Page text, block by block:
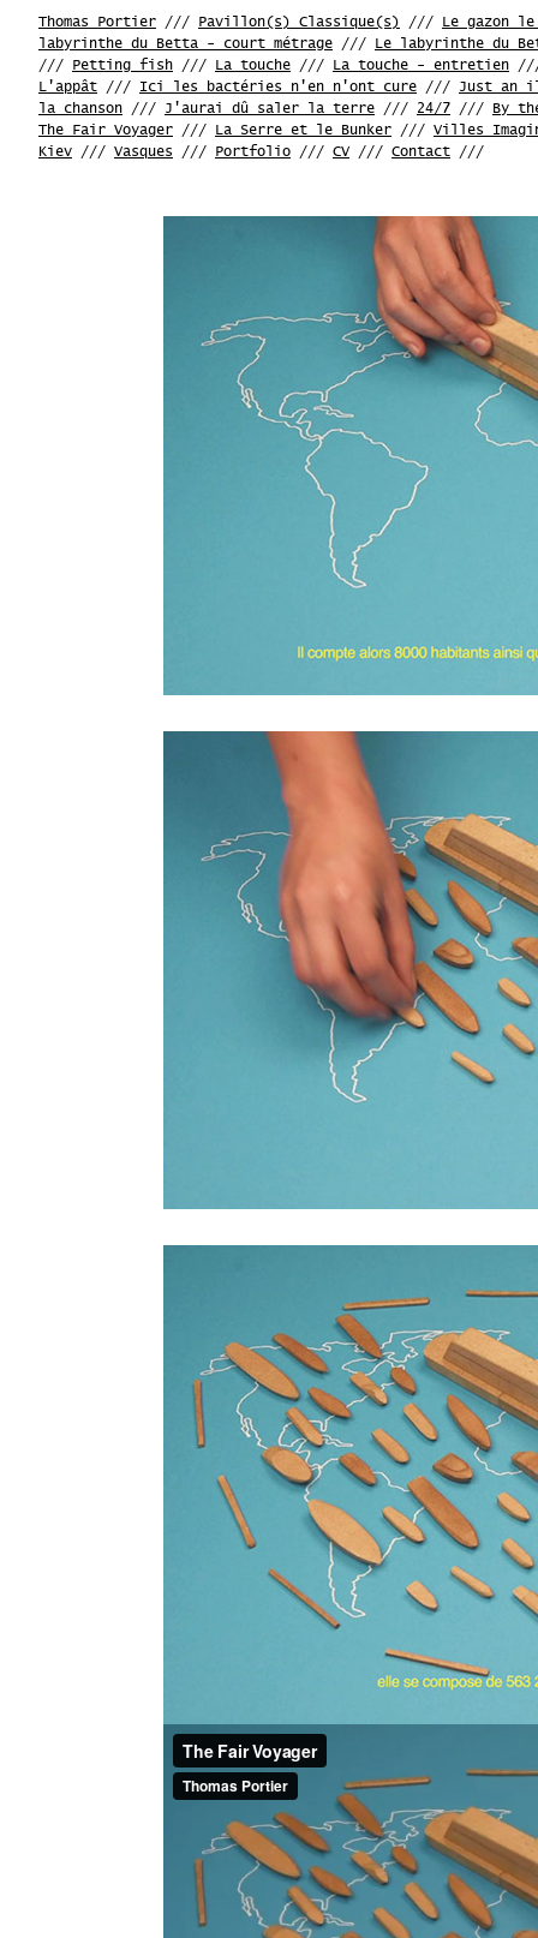
Thomas Portier /// Pavillon(s) Classique(s) ///
Le gazon
labyrinthe du Betta - court métrage ///
Le labyrinthe du
///
Petting fish /// La touche /// La touche - entretien
L'appât /// Ici les bactéries n'en n'ont cure /// Just an
la chanson /// J'aurai dû saler la terre /// 24/7 ///
By
The Fair Voyager /// La Serre et le Bunker /// Villes
Kiev /// Vasques /// Portfolio /// CV /// Contact ///